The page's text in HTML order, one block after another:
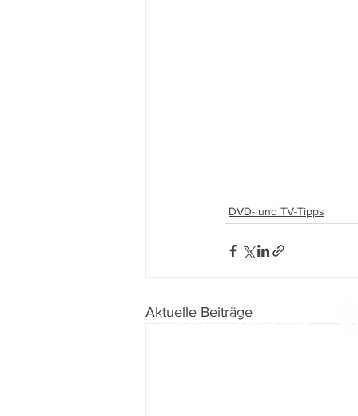
DVD- und TV-Tipps
Aktuelle Beiträge
Impressum IDatenschutz